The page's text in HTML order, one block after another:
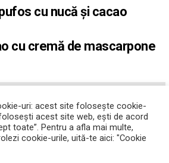
cu nucă și cacao
cu cremă de mascarpone
uri: acest site folosește cookie-
acest site web, ești de acord
toate”. Pentru a afla mai multe,
cookie-urile, uită-te aici: "Cookie